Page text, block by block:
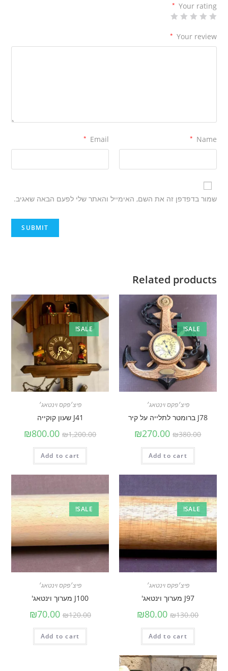
Your rating
*
Your review
*
Name
*
Email
*
שמור בדפדפן זה את השם, האימייל והאתר שלי לפעם הבאה שאגיב.
Related products
SALE!
פיצ׳פקס וינטאג׳
J78 ברומטר לתלייה על קיר
₪380.00
₪270.00
Add to cart
SALE!
פיצ׳פקס וינטאג׳
J41 שעון קוקייה
₪1,200.00
₪800.00
Add to cart
SALE!
פיצ׳פקס וינטאג׳
J97 מערוך וינטאג'
₪130.00
₪80.00
Add to cart
SALE!
פיצ׳פקס וינטאג׳
J100 מערוך וינטאג'
₪120.00
₪70.00
Add to cart